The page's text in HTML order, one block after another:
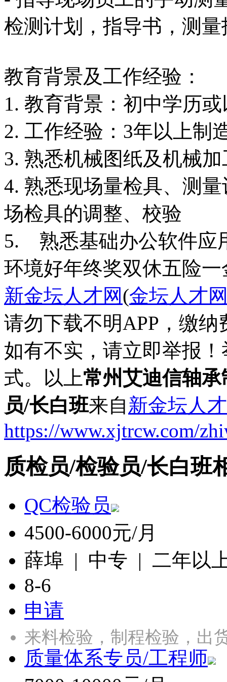
检测计划，指导书，测
教育背景及工作经验：
1. 教育背景：初中学历
2. 工作经验：3年以上制
3. 熟悉机械图纸及机械
4. 熟悉现场量检具、测
场检具的调整、校验
5. 熟悉基础办公软件应
环境好年终奖双休五险一
新金坛人才网(金坛人才
请勿下载不明APP，缴
如有不实，请立即举报
式。以上常州艾迪信轴
员/长白班来自新金坛人
https://www.xjtrcw.com/
质检员/检验员/长白班
QC检验员
4500-6000元/月
薛埠 | 中专 | 二年以
8-6
申请
来料检验，制程检验，
质量体系专员/工程师